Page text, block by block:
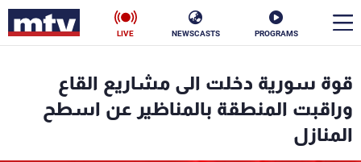
PROGRAMS
NEWSCASTS
LIVE
قوة سورية دخلت الى مشاريع القاع
وراقبت المنطقة بالمناظير عن اسطح
المنازل
الأخبار
سياسة